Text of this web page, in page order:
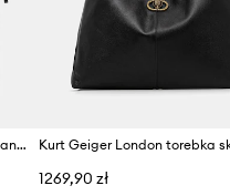
Kurt Geiger London torebka skórzana KENSINGTON
1269,90 zł